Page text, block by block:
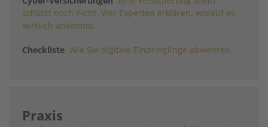
schützt noch nicht. Vier Experten erklären, worauf es
wirklich ankommt.
Checkliste Wie Sie digitale Eindringlinge abwehren.
Praxis